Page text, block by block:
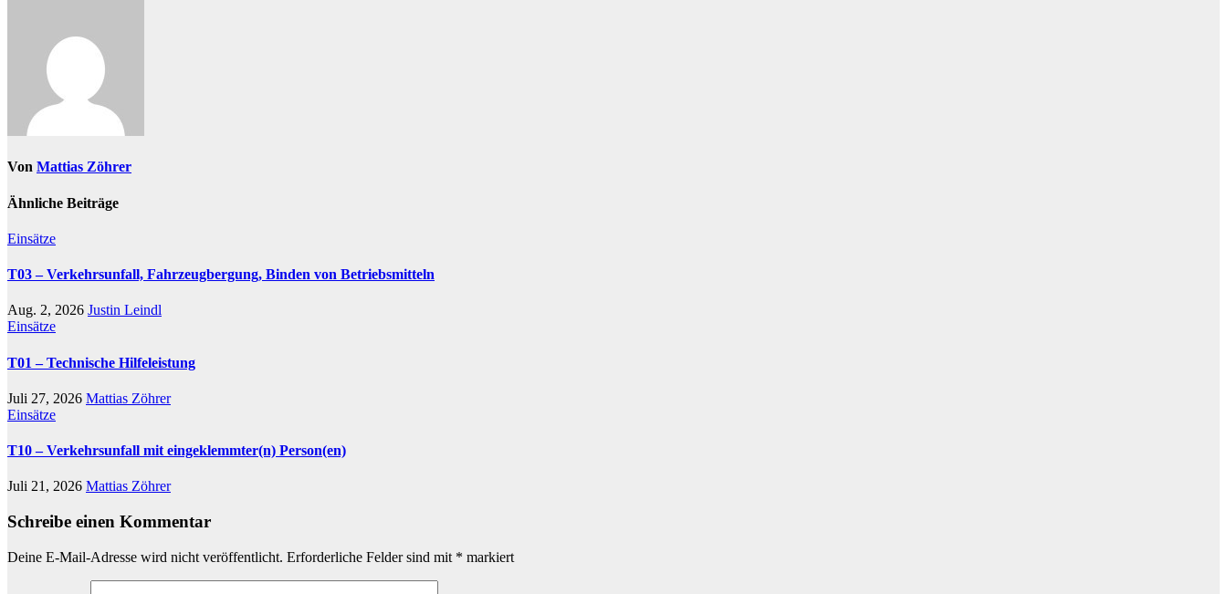
Von Mattias Zöhrer
Ähnliche Beiträge
Einsätze
T03 – Verkehrsunfall, Fahrzeugbergung, Binden von Betriebsmitteln
Aug. 2, 2026 Justin Leindl
Einsätze
T01 – Technische Hilfeleistung
Juli 27, 2026 Mattias Zöhrer
Einsätze
T10 – Verkehrsunfall mit eingeklemmter(n) Person(en)
Juli 21, 2026 Mattias Zöhrer
Schreibe einen Kommentar
Deine E-Mail-Adresse wird nicht veröffentlicht. Erforderliche Felder sind mit * markiert